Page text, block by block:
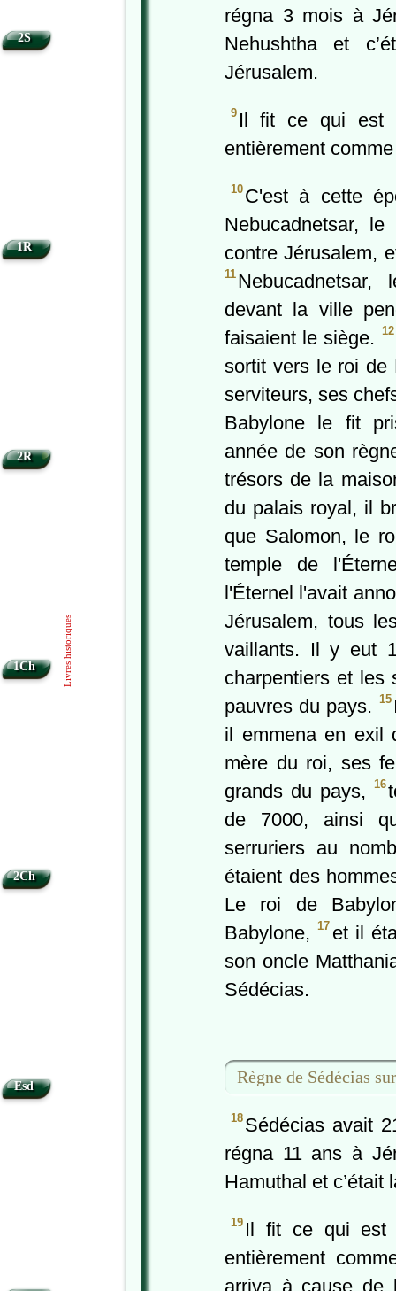
régna 3 mois à
Nehushtha et
Jérusalem.
9 Il fit ce qui est
entièrement
10 C'est à cette
Nebucadnetsar,
contre Jérusalem,
11
devant la ville
faisaient le siège. 12
sortit vers le roi de
serviteurs, ses
Babylone le fit
année de son
trésors de la
du palais royal, il
que Salomon, le
temple de
l'Éternel l'avait
Jérusalem, tous
vaillants. Il y eut
charpentiers et les
pauvres du pays. 15
il emmena en exil
mère du roi, ses
grands du pays,
16
de 7000, ainsi
serruriers au
étaient des
Le roi de
Babylone,17 et il
son oncle
Sédécias.
Règne de Sédécias
18 Sédécias avait
régna 11 ans à
Hamuthal et c’était
19 Il fit ce qui est
entièrement
arriva à cause de
2S
1R
2R
1Ch
2Ch
Esd
Livres historiques
•